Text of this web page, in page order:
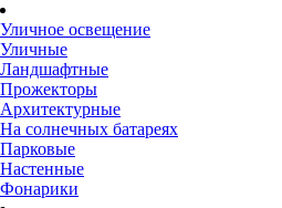
Уличное освещение
Уличные
Ландшафтные
Прожекторы
Архитектурные
На солнечных батареях
Парковые
Настенные
Фонарики